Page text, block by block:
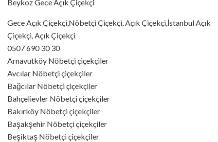
Beykoz Gece Açık Çiçekçi
Gece Açık Çiçekçi,Nöbetçi Çiçekçi, Açık Çiçekçi,İstanbul Açık
Çiçekçi, Açık Çiçekçi
0507 690 30 30
Arnavutköy Nöbetçi çiçekçiler
Avcılar Nöbetçi çiçekçiler
Bağcılar Nöbetçi çiçekçiler
Bahçelievler Nöbetçi çiçekçiler
Bakırköy Nöbetçi çiçekçiler
Başakşehir Nöbetçi çiçekçiler
Beşiktaş Nöbetçi çiçekçiler